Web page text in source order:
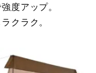
度アップ。
クラク。